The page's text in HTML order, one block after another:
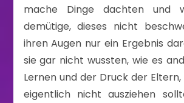
mache Dinge dachten und
demütige, dieses nicht
ihren Augen nur ein Ergebnis
sie gar nicht wussten, wie es
Lernen und der Druck der Eltern,
eigentlich nicht ausziehen